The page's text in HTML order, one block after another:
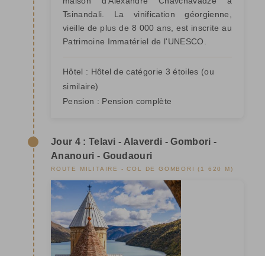
Tsinandali. La vinification géorgienne,
vieille de plus de 8 000 ans, est inscrite au
Patrimoine Immatériel de l'UNESCO.
Hôtel : Hôtel de catégorie 3 étoiles (ou
similaire)
Pension : Pension complète
Jour 4 : Telavi - Alaverdi - Gombori -
Ananouri - Goudaouri
ROUTE MILITAIRE - COL DE GOMBORI (1 620 M)